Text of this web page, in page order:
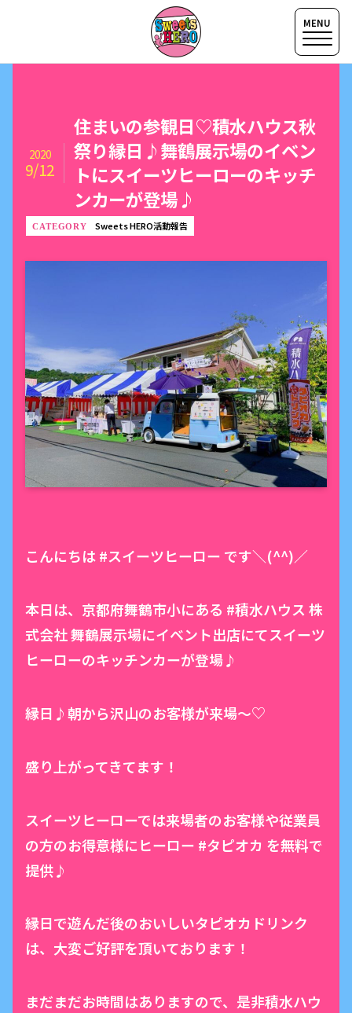
住まいの参観日♡積水ハウス秋
祭り縁日♪舞鶴展示場のイベン
トにスイーツヒーローのキッチ
ンカーが登場♪
2020
9/12
Sweets HERO活動報告
こんにちは #スイーツヒーロー です＼(^^)／
本日は、京都府舞鶴市小にある #積水ハウス 株
式会社 舞鶴展示場にイベント出店にてスイーツ
ヒーローのキッチンカーが登場♪
縁日♪朝から沢山のお客様が来場〜♡
盛り上がってきてます！
スイーツヒーローでは来場者のお客様や従業員
の方のお得意様にヒーロー #タピオカ を無料で
提供♪
縁日で遊んだ後のおいしいタピオカドリンク
は、大変ご好評を頂いております！
まだまだお時間はありますので、是非積水ハウ